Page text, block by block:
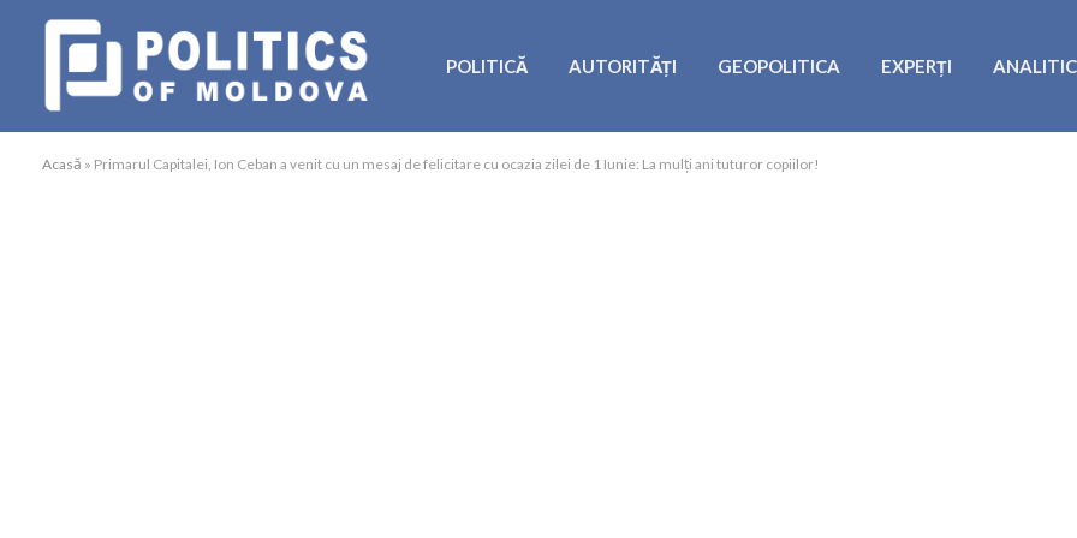
POLITICĂ AUTORITĂȚI GEOPOLITICA EXPERȚI
Acasă » Primarul Capitalei, Ion Ceban a venit cu un mesaj de felicitare cu ocazia zilei de 1 Iunie: La mulți ani tuturor copiilor!